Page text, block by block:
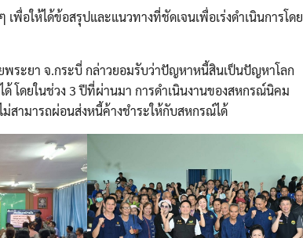
พื่อให้ได้ข้อสรุปและแนวทางที่ชัดเจนเพื่อเร่งดำเนินการโดย
ระยา จ.กระบี่ กล่าวยอมรับว่าปัญหาหนี้สินเป็นปัญหาโลก
โดยในช่วง 3 ปีที่ผ่านมา การดำเนินงานของสหกรณ์นิคม
สามารถผ่อนส่งหนี้ค้างชำระให้กับสหกรณ์ได้